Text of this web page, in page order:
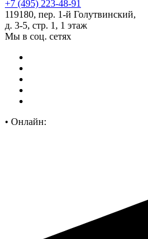
+7 (495) 223-48-91
119180, пер. 1-й Голутвинский,
д. 3-5, стр. 1, 1 этаж
Мы в соц. сетях
• Онлайн: